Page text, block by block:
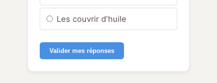
Les couvrir d'huile
Valider mes réponses